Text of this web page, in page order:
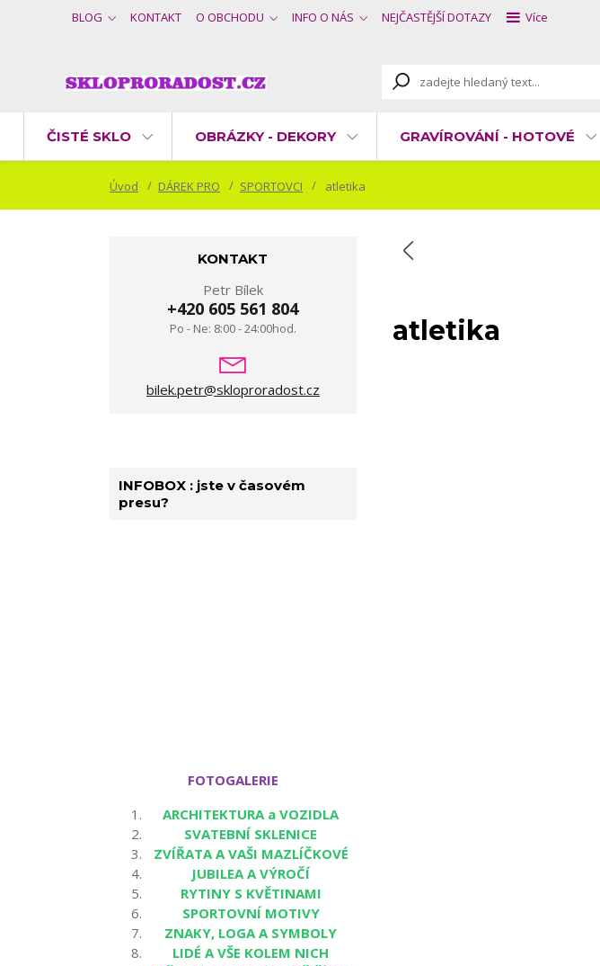
BLOG KONTAKT O OBCHODU INFO O NÁS NEJČASTĚJŠÍ DOTAZY Více
ČISTÉ SKLO OBRÁZKY - DEKORY GRAVÍROVÁNÍ - HOTOVÉ
Úvod DÁREK PRO SPORTOVCI atletika
atletika
KONTAKT
Petr Bílek
+420 605 561 804
Po - Ne: 8:00 - 24:00hod.
bilek.petr@skloproradost.cz
INFOBOX : jste v časovém
presu?
FOTOGALERIE
ARCHITEKTURA a VOZIDLA
SVATEBNÍ SKLENICE
ZVÍŘATA A VAŠI MAZLÍČKOVÉ
JUBILEA A VÝROČÍ
RYTINY S KVĚTINAMI
SPORTOVNÍ MOTIVY
ZNAKY, LOGA A SYMBOLY
LIDÉ A VŠE KOLEM NICH